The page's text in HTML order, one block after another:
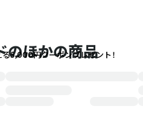
のほかの商品
5,000円クーポンプレゼント！